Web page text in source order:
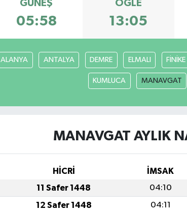
GÜNEŞ
05:58
ÖĞLE
13:05
ALANYA ANTALYA DEMRE ELMALI FİNİKE
KUMLUCA MANAVGAT
MANAVGAT AYLIK
HİCRİ İMSAK
11 Safer 1448 04:10
12 Safer 1448 04:11